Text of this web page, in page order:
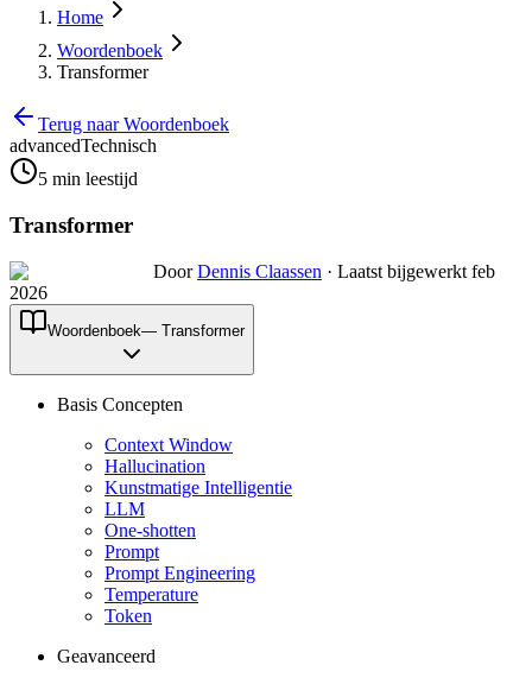
Home
Woordenboek
Transformer
Terug naar Woordenboek
advancedTechnisch
5 min leestijd
Transformer
Door Dennis Claassen · Laatst bijgewerkt feb
2026
Woordenboek— Transformer
Basis Concepten
Context Window
Hallucination
Kunstmatige Intelligentie
LLM
One-shotten
Prompt
Prompt Engineering
Temperature
Token
Geavanceerd